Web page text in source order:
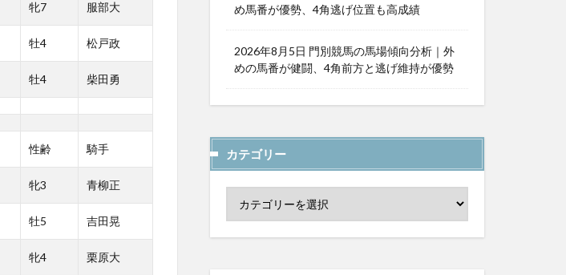
牝7 服部大
牡4 松戸政
牡4 柴田勇
性齢 騎手
牝3 青柳正
牡5 吉田晃
牝4 栗原大
め馬番が優勢、4角逃げ位置も高成績
2026年8月5日 門別競馬の馬場傾向分析｜外
めの馬番が健闘、4角前方と逃げ維持が優勢
カテゴリー